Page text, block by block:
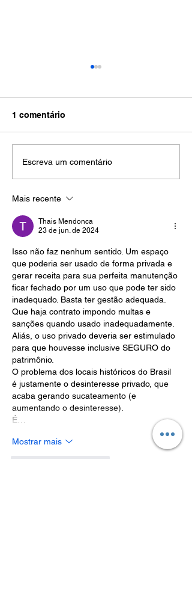
Jaguariúna lança City
Tour oficial durante a
2026
1 comentário
Escreva um comentário
Mais recente
Thais Mendonca
23 de jun. de 2024
Isso não faz nenhum sentido. Um espaço
que poderia ser usado de forma privada e
gerar receita para sua perfeita manutenção
ficar fechado por um uso que pode ter sido
inadequado. Basta ter gestão adequada.
Que haja contrato impondo multas e
sanções quando usado inadequadamente.
Aliás, o uso privado deveria ser estimulado
para que houvesse inclusive SEGURO do
patrimônio.
O problema dos locais históricos do Brasil
é justamente o desinteresse privado, que
acaba gerando sucateamento (e
aumentando o desinteresse).
É…
Mostrar mais